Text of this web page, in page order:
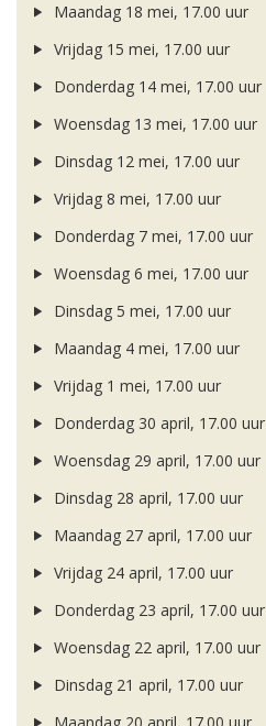
Maandag 18 mei, 17.00 uur
Vrijdag 15 mei, 17.00 uur
Donderdag 14 mei, 17.00 uur
Woensdag 13 mei, 17.00 uur
Dinsdag 12 mei, 17.00 uur
Vrijdag 8 mei, 17.00 uur
Donderdag 7 mei, 17.00 uur
Woensdag 6 mei, 17.00 uur
Dinsdag 5 mei, 17.00 uur
Maandag 4 mei, 17.00 uur
Vrijdag 1 mei, 17.00 uur
Donderdag 30 april, 17.00 uur
Woensdag 29 april, 17.00 uur
Dinsdag 28 april, 17.00 uur
Maandag 27 april, 17.00 uur
Vrijdag 24 april, 17.00 uur
Donderdag 23 april, 17.00 uur
Woensdag 22 april, 17.00 uur
Dinsdag 21 april, 17.00 uur